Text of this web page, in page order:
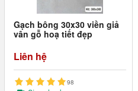
Gạch bông 30x30 viền giả
vân gỗ hoạ tiết đẹp
Liên hệ
98